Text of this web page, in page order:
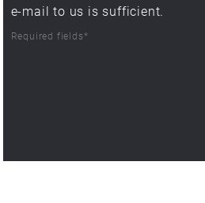
e-mail to us is sufficient.
Required fields*